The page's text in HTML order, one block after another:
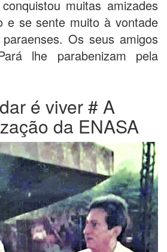
muitas amizades
e se sente muito à vontade
Os seus amigos
lhe parabenizam pela
é viver # A
da ENASA